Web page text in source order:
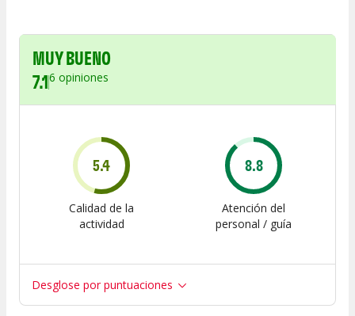
MUY BUENO
7.16 opiniones
5.4
Calidad de la
actividad
8.8
Atención del
personal / guía
Desglose por puntuaciones